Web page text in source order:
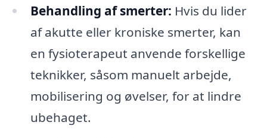
Behandling af smerter: Hvis du lider
af akutte eller kroniske smerter, kan
en fysioterapeut anvende forskellige
teknikker, såsom manuelt arbejde,
mobilisering og øvelser, for at lindre
ubehaget.